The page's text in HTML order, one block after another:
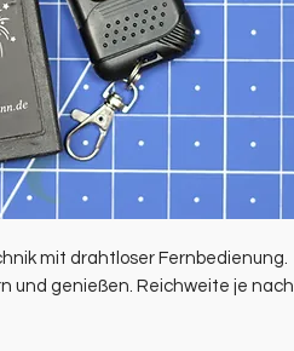
mit drahtloser Fernbedienung.
und genießen. Reichweite je nach